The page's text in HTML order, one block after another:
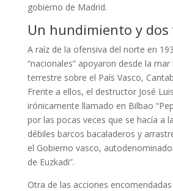
gobierno de Madrid.
Un hundimiento y dos
A raíz de la ofensiva del norte en
“nacionales” apoyaron desde la
terrestre sobre el País Vasco,
Frente a ellos, el destructor José
irónicamente llamado en Bilbao
por las pocas veces que se hacía a
débiles barcos bacaladeros y
el Gobierno vasco,
de Euzkadi”.
Otra de las acciones